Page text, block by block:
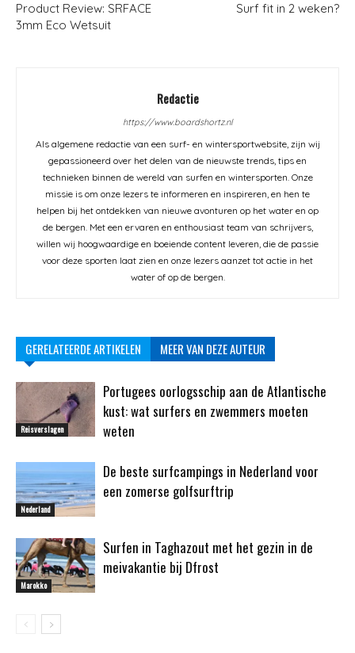
Product Review: SRFACE
3mm Eco Wetsuit
Surf fit in 2 weken?
Redactie
https://www.boardshortz.nl
Als algemene redactie van een surf- en wintersportwebsite, zijn wij
gepassioneerd over het delen van de nieuwste trends, tips en
technieken binnen de wereld van surfen en wintersporten. Onze
missie is om onze lezers te informeren en inspireren, en hen te
helpen bij het ontdekken van nieuwe avonturen op het water en op
de bergen. Met een ervaren en enthousiast team van schrijvers,
willen wij hoogwaardige en boeiende content leveren, die de passie
voor deze sporten laat zien en onze lezers aanzet tot actie in het
water of op de bergen.
GERELATEERDE ARTIKELEN MEER VAN DEZE AUTEUR
Reisverslagen
Portugees oorlogsschip aan de Atlantische
kust: wat surfers en zwemmers moeten
weten
Nederland
De beste surfcampings in Nederland voor
een zomerse golfsurftrip
Marokko
Surfen in Taghazout met het gezin in de
meivakantie bij Dfrost